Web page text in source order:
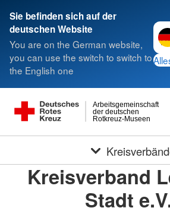
Sie befinden sich auf der
deutschen Website
You are on the German website,
you can use the switch to switch to
the English one
Rotkreuz-Museen
der deutschen
Arbeitsgemeinschaft
Kreisverband
Stadt